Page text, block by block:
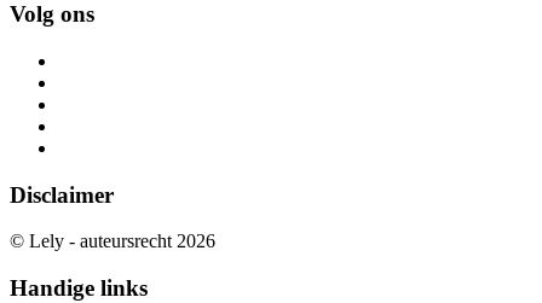
Volg ons
Disclaimer
© Lely - auteursrecht 2026
Handige links